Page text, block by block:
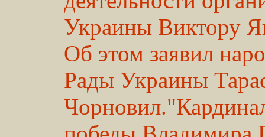
Украины Виктору
Об этом заявил
Рады Украины